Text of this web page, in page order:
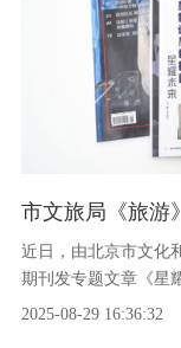
近日，由北京市文化
期刊发专题文章《
海新域城市更新集团
2025-08-29 16:36:32